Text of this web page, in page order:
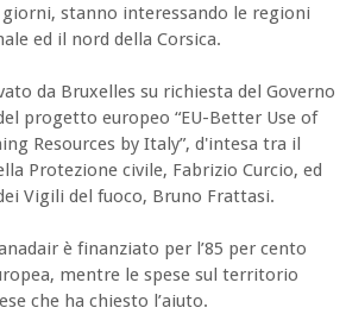
stanno interessando le regioni
ed il nord della Corsica.
da Bruxelles su richiesta del Governo
progetto europeo “EU-Better Use of
Resources by Italy”, d'intesa tra il
Protezione civile, Fabrizio Curcio, ed
Vigili del fuoco, Bruno Frattasi.
è finanziato per l’85 per cento
mentre le spese sul territorio
che ha chiesto l’aiuto.